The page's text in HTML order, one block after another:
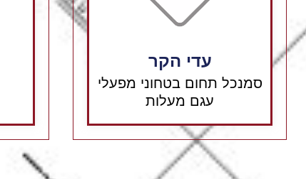
⁠עדי הקר
סמנכל תחום בטחוני מפעלי
עגם מעלות